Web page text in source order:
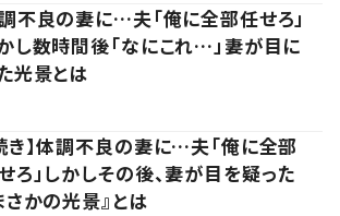
不良の妻に…夫「俺に全部任せろ」
し数時間後「なにこれ…」妻が目に
光景とは
き】体調不良の妻に…夫「俺に全部
ろ」しかしその後、妻が目を疑った
さかの光景』とは